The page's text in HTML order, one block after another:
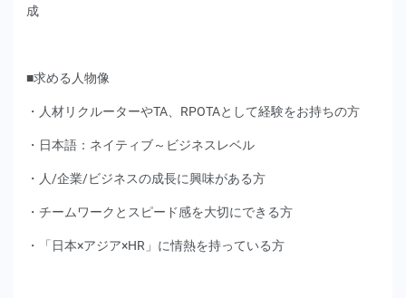
成
■求める人物像
・人材リクルーターやTA、RPOTAとして経験をお持ちの方
・日本語：ネイティブ～ビジネスレベル
・人/企業/ビジネスの成長に興味がある方
・チームワークとスピード感を大切にできる方
・「日本×アジア×HR」に情熱を持っている方